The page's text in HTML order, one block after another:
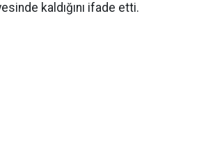
kaldığını ifade etti.